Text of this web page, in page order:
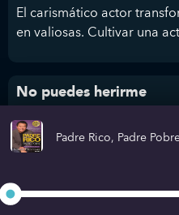
El carismático actor
en valiosas. Cultivar una
No puedes herirme
Goggins supera límites y
“Cookie Jar” mental hasta
Como evitar un
Padre Rico, Padre